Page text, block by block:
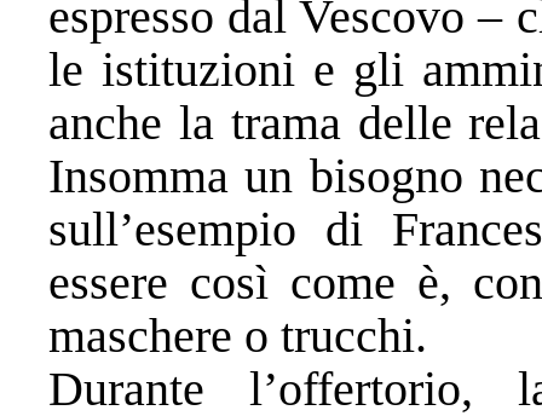
espresso dal Vescovo –
le istituzioni e gli
anche la trama delle
Insomma un bisogno
sull’esempio di
essere così come è,
maschere o trucchi.
Durante l’offertorio,